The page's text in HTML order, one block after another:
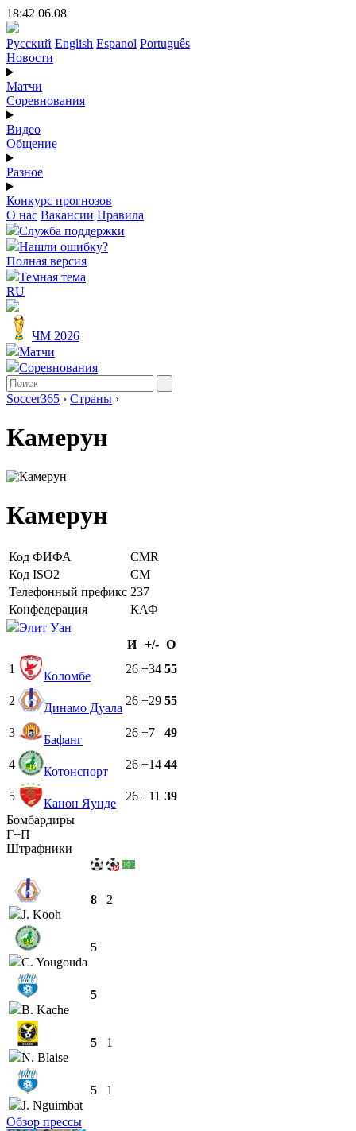
18:42 06.08
Русский English Espanol Português
Новости
Матчи
Соревнования
Видео
Общение
Разное
Конкурс прогнозов
О нас Вакансии Правила
Служба поддержки
Нашли ошибку?
Полная версия
Темная тема
RU
ЧМ 2026
Матчи
Соревнования
Soccer365 › Страны ›
Камерун
Камерун
Код ФИФА
CMR
Код ISO2
CM
Телефонный префикс 237
Конфедерация
КАФ
Элит Уан
И +/- О
1
Коломбе
26 +34 55
2
Динамо Дуала
26 +29 55
3
Бафанг
26 +7 49
4
Котонспорт
26 +14 44
5
Канон Яунде
26 +11 39
Бомбардиры
Г+П
Штрафники
J. Kooh
8 2
C. Yougouda
5
B. Kache
5
N. Blaise
5 1
J. Nguimbat
5 1
Обзор прессы